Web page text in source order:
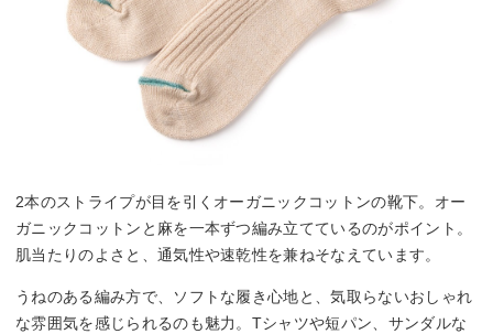
2本のストライプが目を引くオーガニックコットンの靴下。オー
ガニックコットンと麻を一本ずつ編み立てているのがポイント。
肌当たりのよさと、通気性や速乾性を兼ねそなえています。
うねのある編み方で、ソフトな履き心地と、気取らないおしゃれ
な雰囲気を感じられるのも魅力。Tシャツや短パン、サンダルな